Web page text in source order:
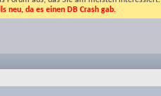
neu, da es einen DB Crash gab.